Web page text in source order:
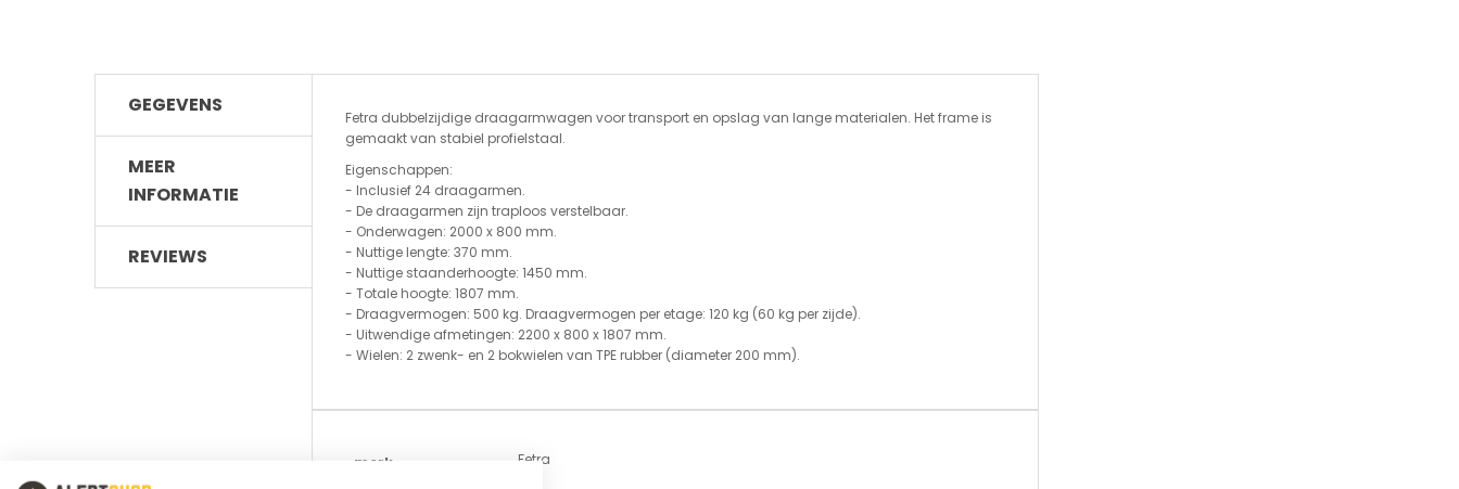
GEGEVENS
MEER
INFORMATIE
REVIEWS
Fetra dubbelzijdige draagarmwagen voor transport en opslag van lange materialen. Het frame is
gemaakt van stabiel profielstaal.
Eigenschappen:
- Inclusief 24 draagarmen.
- De draagarmen zijn traploos verstelbaar.
- Onderwagen: 2000 x 800 mm.
- Nuttige lengte: 370 mm.
- Nuttige staanderhoogte: 1450 mm.
- Totale hoogte: 1807 mm.
- Draagvermogen: 500 kg. Draagvermogen per etage: 120 kg (60 kg per zijde).
- Uitwendige afmetingen: 2200 x 800 x 1807 mm.
- Wielen: 2 zwenk- en 2 bokwielen van TPE rubber (diameter 200 mm).
merk Fetra